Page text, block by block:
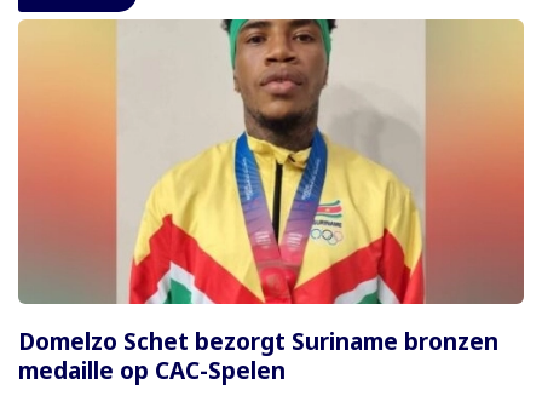
Domelzo Schet bezorgt Suriname bronzen
medaille op CAC-Spelen